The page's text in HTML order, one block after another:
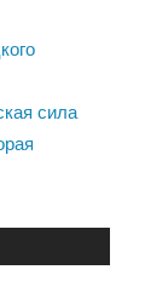
сила